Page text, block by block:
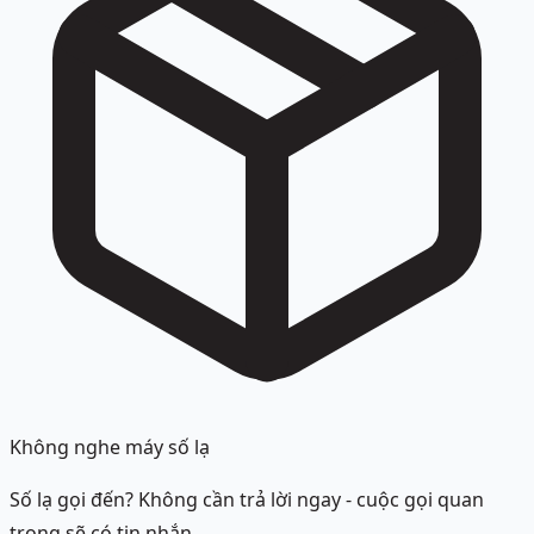
Không nghe máy số lạ
Số lạ gọi đến? Không cần trả lời ngay - cuộc gọi quan